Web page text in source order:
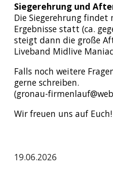
Siegerehrung und
Die Siegerehrung findet
Ergebnisse statt (ca.
steigt dann die große
Liveband Midlive
Falls noch weitere
gerne schreiben.
(gronau-
Wir freuen uns auf Euch!
19.06.2026